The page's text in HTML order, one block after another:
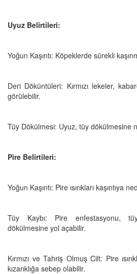
Uyuz Belirtileri:
Yoğun Kaşıntı: Köpeklerde sürekli
Deri Döküntüleri: Kırmızı lekeler,
görülebilir.
Tüy Dökülmesi: Uyuz, tüy dökülmesine
Pire Belirtileri:
Yoğun Kaşıntı: Pire ısırıkları kaşıntıya
Tüy Kaybı: Pire enfestasyonu,
dökülmesine yol açabilir.
Kırmızı ve Tahriş Olmuş Cilt: Pire
kızarıklığa sebep olabilir.